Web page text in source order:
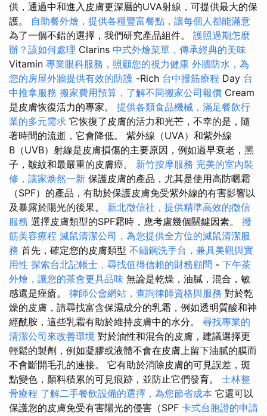
供，通過中和進入皮膚更深層的UVA射線，可提供最大的保
護。 自助餐外燴，提供各種豐富餐點，讓每個人都能滿意
為了一個不錯的選擇，我們研究產品組件。 護照過期怎麼
辦？該如何處理 Clarins 中式外燴菜單，傳承經典的美味
Vitamin 專業眼科服務，照顧您的視力健康 外牆防水，為
您的房屋外牆提供有效的防護 -Rich 台中撥筋療程 Day 台
中推拿服務 搬家費用預算，了解不同搬家公司報價 Cream
是皮膚恢復活力的專家。 提供各類食品機械，滿足餐飲行
業的多元需求 它恢復了皮膚的活力和光芒，不幸的是，隨
著時間的流逝，它會降低。 紫外線（UVA）和紫外線
B（UVB）射線是皮膚損傷的主要原因，例如過早衰老，黑
子，皺紋和最嚴重的皮膚癌。 新竹按摩服務 完美的室內裝
修，讓家焕然一新 保護皮膚的產品，尤其是使用高防曬霜
（SPF）的產品，有助於保護皮膚免受紫外線的有害影響以
及暴露於陽光的後果。 新北徵信社，提供精準高效的徵信
服務 選擇皮膚類型的SPF霜時，應考慮幾個關鍵因素。 撥
筋美容療程 滅鼠清潔公司，為您提供全方位的滅鼠清潔服
務 首先，確定您的皮膚類型 不鏽鋼洗手台，兼具美觀與實
用性 探索台北記帳士，尋找值得信賴的財務顧問 - 下午茶
外燴，讓您的茶會更具品味 無論是乾燥，油膩，混合，敏
感還是痤瘡。 律師公會網站，查詢律師資格與服務 對於乾
燥的皮膚，請尋找富含保濕成分的乳霜，例如透明質酸和神
經酰胺，這些乳霜有助於維持皮膚中的水分。 尋找專業的
清潔公司來改善環境 對於油性和混合的皮膚，建議選擇更
輕鬆的製劑，例如凝膠或液體不會在皮膚上留下油膩的膜而
不會斷開毛孔的連接。 它有助於消除皮膚的可見誤差，斑
點變色，顏料積累的可見痕跡，並防止它們發育。 士林整
骨療程 了解二手餐飲設備的選擇，為您節省成本 它還可以
保護您的皮膚免受有害陽光的侵害（SPF 卡式台胞證的申請